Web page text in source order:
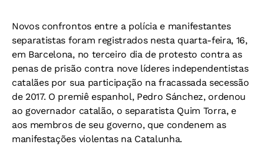
Novos confrontos entre a polícia e manifestantes
separatistas foram registrados nesta quarta-feira, 16,
em Barcelona, no terceiro dia de protesto contra as
penas de prisão contra nove líderes independentistas
catalães por sua participação na fracassada secessão
de 2017. O premiê espanhol, Pedro Sánchez, ordenou
ao governador catalão, o separatista Quim Torra, e
aos membros de seu governo, que condenem as
manifestações violentas na Catalunha.